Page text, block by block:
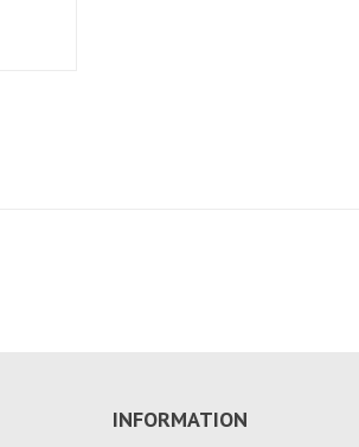
INFORMATION